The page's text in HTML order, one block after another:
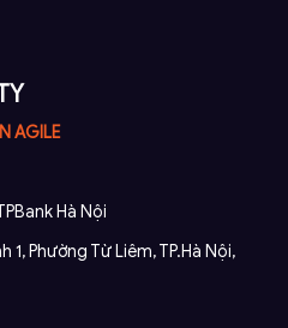
AGILE
Hà Nội
Phường Từ Liêm, TP.Hà Nội,